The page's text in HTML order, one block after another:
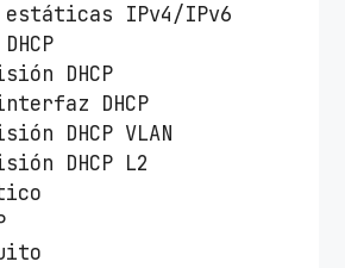
IPv4/IPv6
DHCP
DHCP
DHCP VLAN
DHCP L2